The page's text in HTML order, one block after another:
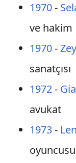
1970-
ve hakim
1970-
sanatçısı
1972-
avukat
1973-
oyuncusu